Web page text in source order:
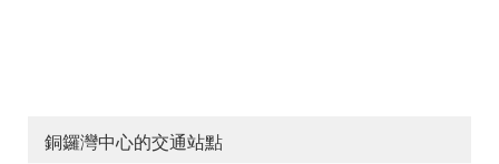
銅鑼灣中心的交通站點